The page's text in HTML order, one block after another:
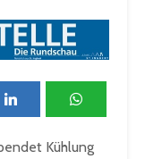
Kühlung